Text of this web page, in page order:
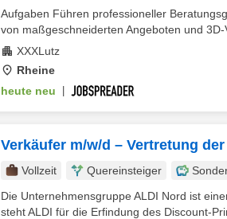
Aufgaben Führen professioneller
von maßgeschneiderten Angeboten und 3D-
XXXLutz
Rheine
heute neu
Verkäufer m/w/d – Vertretung
Vollzeit Quereinsteiger
Die Unternehmensgruppe ALDI Nord ist
steht ALDI für die Erfindung des Discount-